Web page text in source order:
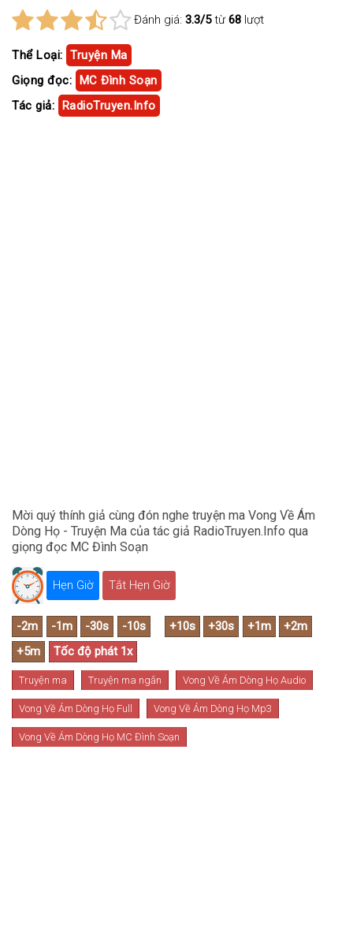
Đánh giá: 3.3/5từ 68 lượt
Thể Loại: Truyện Ma
Giọng đọc: MC Đình Soạn
Tác giả: RadioTruyen.Info
Mời quý thính giả cùng đón nghe truyện ma Vong Về Ám
Dòng Họ - Truyện Ma của tác giả RadioTruyen.Info qua
giọng đọc MC Đình Soạn
Hẹn Giờ Tắt Hẹn Giờ
Truyện ma Truyện ma ngắn Vong Về Ám Dòng Họ Audio
Vong Về Ám Dòng Họ Full Vong Về Ám Dòng Họ Mp3
Vong Về Ám Dòng Họ MC Đình Soạn